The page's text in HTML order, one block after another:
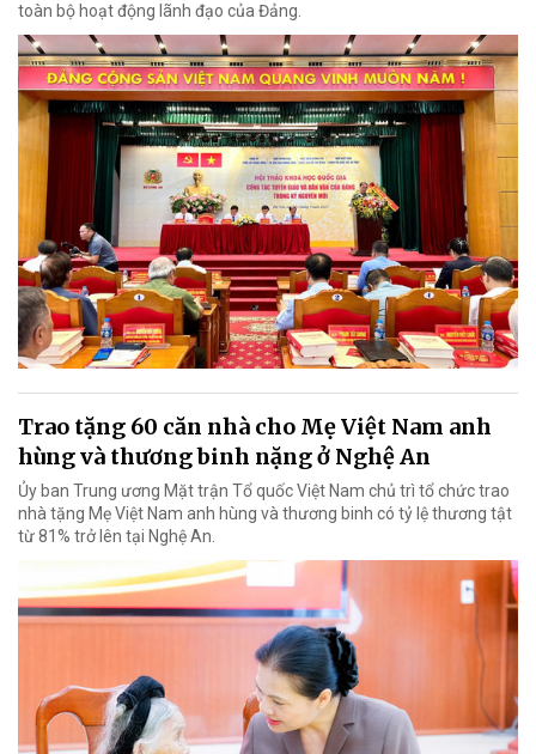
toàn bộ hoạt động lãnh đạo của Đảng.
Trao tặng 60 căn nhà cho Mẹ Việt Nam anh
hùng và thương binh nặng ở Nghệ An
Ủy ban Trung ương Mặt trận Tổ quốc Việt Nam chủ trì tổ chức trao
nhà tặng Mẹ Việt Nam anh hùng và thương binh có tỷ lệ thương tật
từ 81% trở lên tại Nghệ An.